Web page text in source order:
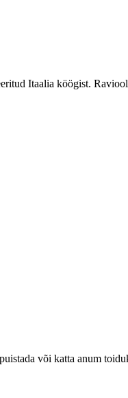
Itaalia köögist.
või katta anum